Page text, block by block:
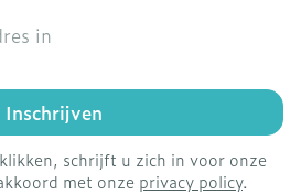
Inschrijven
schrijft u zich in voor onze
met onze privacy policy.